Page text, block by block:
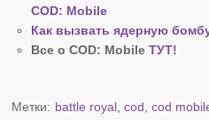
COD: Mobile
Как вызвать ядерную
Все о COD: MobileТУТ!
Метки: battle royal ,cod ,cod